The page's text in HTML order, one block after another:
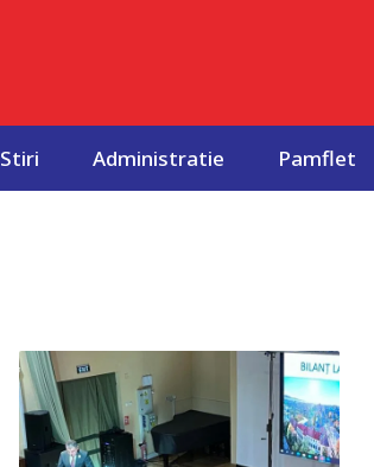
Stiri Administratie Pamflet